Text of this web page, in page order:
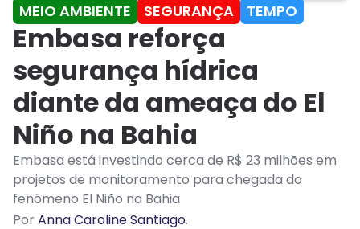
MEIO AMBIENTE SEGURANÇA TEMPO
Embasa reforça
segurança hídrica
diante da ameaça do El
Niño na Bahia
Embasa está investindo cerca de R$ 23 milhões em
projetos de monitoramento para chegada do
fenômeno El Niño na Bahia
PorAnna Caroline Santiago.